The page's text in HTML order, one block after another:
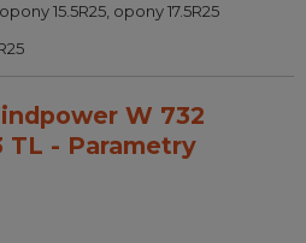
opony 15.5R25 opony 17.5R25
W 732
TL - Parametry